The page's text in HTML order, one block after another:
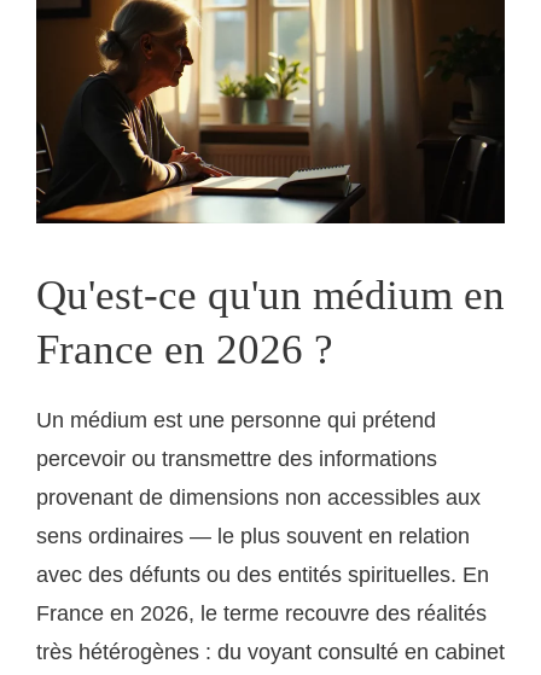
Qu'est-ce qu'un médium en
France en 2026 ?
Un médium est une personne qui prétend
percevoir ou transmettre des informations
provenant de dimensions non accessibles aux
sens ordinaires — le plus souvent en relation
avec des défunts ou des entités spirituelles. En
France en 2026, le terme recouvre des réalités
très hétérogènes : du voyant consulté en cabinet